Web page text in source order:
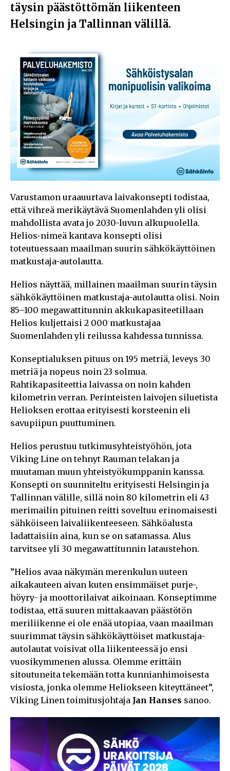
täysin päästöttömän liikenteen
Helsingin ja Tallinnan välillä.
Varustamon uraauurtava laivakonsepti todistaa,
että vihreä merikäytävä Suomenlahden yli olisi
mahdollista avata jo 2030-luvun alkupuolella.
Helios-nimeä kantava konsepti olisi
toteutuessaan maailman suurin sähkökäyttöinen
matkustaja-autolautta.
Helios näyttää, millainen maailman suurin täysin
sähkökäyttöinen matkustaja-autolautta olisi. Noin
85–100 megawattitunnin akkukapasiteetillaan
Helios kuljettaisi 2 000 matkustajaa
Suomenlahden yli reilussa kahdessa tunnissa.
Konseptialuksen pituus on 195 metriä, leveys 30
metriä ja nopeus noin 23 solmua.
Rahtikapasiteettia laivassa on noin kahden
kilometrin verran. Perinteisten laivojen siluetista
Helioksen erottaa erityisesti korsteenin eli
savupiipun puuttuminen.
Helios perustuu tutkimusyhteistyöhön, jota
Viking Line on tehnyt Rauman telakan ja
muutaman muun yhteistyökumppanin kanssa.
Konsepti on suunniteltu erityisesti Helsingin ja
Tallinnan välille, sillä noin 80 kilometrin eli 43
merimailin pituinen reitti soveltuu erinomaisesti
sähköiseen laivaliikenteeseen. Sähköalusta
ladattaisiin aina, kun se on satamassa. Alus
tarvitsee yli 30 megawattitunnin lataustehon.
”Helios avaa näkymän merenkulun uuteen
aikakauteen aivan kuten ensimmäiset purje-,
höyry- ja moottorilaivat aikoinaan. Konseptimme
todistaa, että suuren mittakaavan päästötön
meriliikenne ei ole enää utopiaa, vaan maailman
suurimmat täysin sähkökäyttöiset matkustaja-
autolautat voisivat olla liikenteessä jo ensi
vuosikymmenen alussa. Olemme erittäin
sitoutuneita tekemään totta kunnianhimoisesta
visiosta, jonka olemme Heliokseen kiteyttäneet”,
Viking Linen toimitusjohtaja Jan Hanses sanoo.